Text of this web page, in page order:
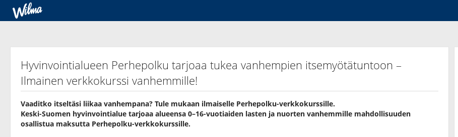
Hyvinvointialueen Perhepolku tarjoaa tukea vanhempien itsemyötätuntoon –
Ilmainen verkkokurssi vanhemmille!
Vaaditko itseltäsi liikaa vanhempana? Tule mukaan ilmaiselle Perhepolku-verkkokurssille.
Keski-Suomen hyvinvointialue tarjoaa alueensa 0–16-vuotiaiden lasten ja nuorten vanhemmille mahdollisuuden
osallistua maksutta Perhepolku-verkkokurssille.